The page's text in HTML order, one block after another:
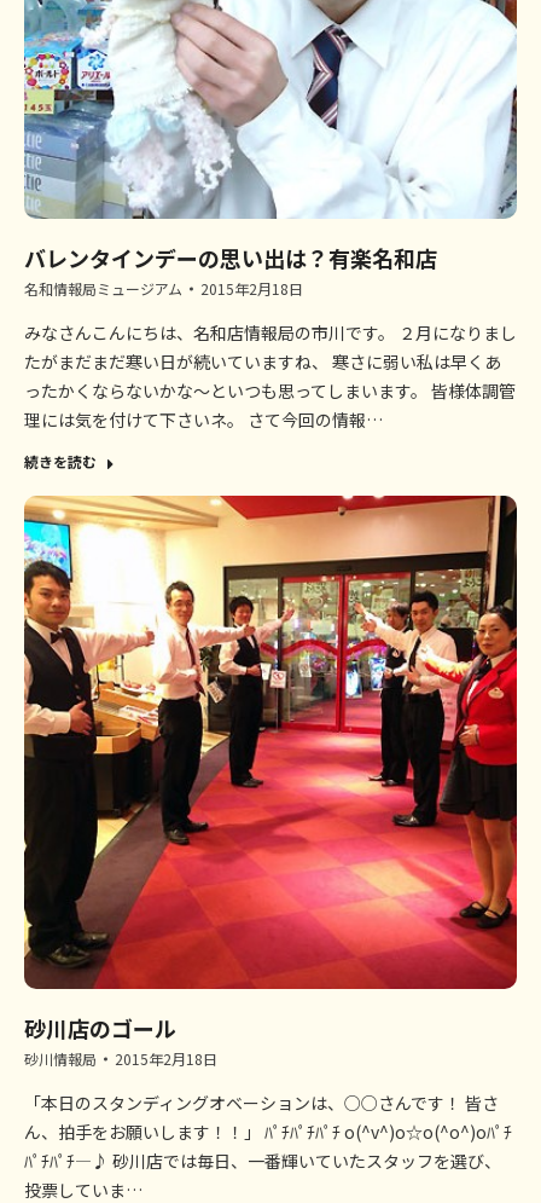
バレンタインデーの思い出は？有楽名和店
名和情報局ミュージアム 2015年2月18日
みなさんこんにちは、名和店情報局の市川です。 ２月になりまし
たがまだまだ寒い日が続いていますね、 寒さに弱い私は早くあ
ったかくならないかな～といつも思ってしまいます。 皆様体調管
理には気を付けて下さいネ。 さて今回の情報…
続きを読む
砂川店のゴール
砂川情報局 2015年2月18日
「本日のスタンディングオベーションは、○○さんです！ 皆さ
ん、拍手をお願いします！！」 ﾊﾟﾁﾊﾟﾁﾊﾟﾁ o(^v^)o☆o(^o^)oﾊﾟﾁ
ﾊﾟﾁﾊﾟﾁ―♪ 砂川店では毎日、一番輝いていたスタッフを選び、
投票していま…